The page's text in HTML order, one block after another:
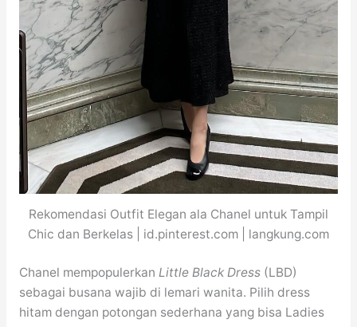
Rekomendasi Outfit Elegan ala Chanel untuk Tampil
Chic dan Berkelas | id.pinterest.com | langkung.com
Chanel mempopulerkan Little Black Dress(LBD)
sebagai busana wajib di lemari wanita. Pilih dress
hitam dengan potongan sederhana yang bisa Ladies